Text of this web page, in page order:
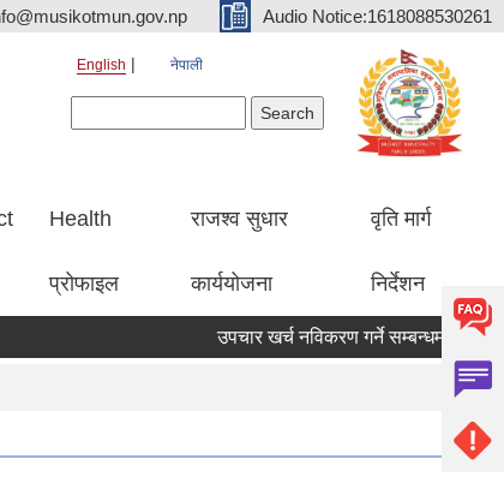
Audio Notice:1618088530261
English नेपाली
Health
प्रोफाइल
राजश्व सुधार
कार्ययोजना
वृति मार्ग
निर्देशन
उपचार खर्च नविकरण गर्ने सम्बन्धमा